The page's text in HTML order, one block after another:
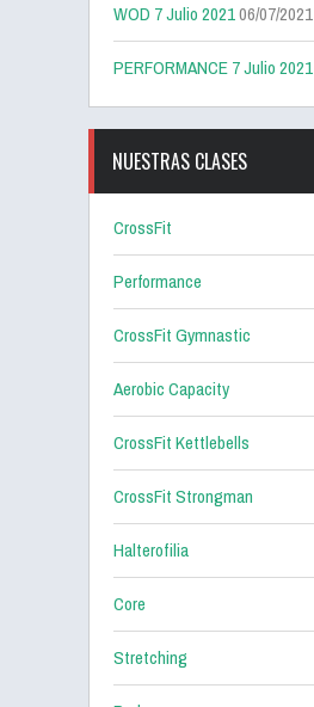
WOD 7 Julio 202106/07/2021
PERFORMANCE 7 Julio 2021
NUESTRAS CLASES
CrossFit
Performance
CrossFit Gymnastic
Aerobic Capacity
CrossFit Kettlebells
CrossFit Strongman
Halterofilia
Core
Stretching